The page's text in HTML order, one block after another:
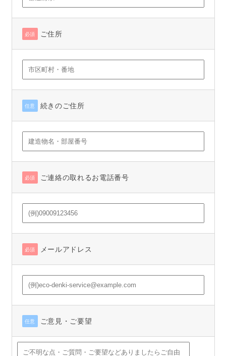
必須 ご住所
任意 続きのご住所
必須 ご連絡の取れるお電話番号
必須 メールアドレス
任意 ご意見・ご要望